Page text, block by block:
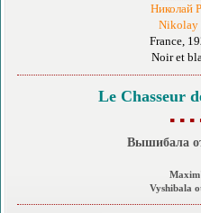
Nikolay
France,
Noir et
Le Chasseur
▪ ▪ ▪
Вышибала
Vyshibala